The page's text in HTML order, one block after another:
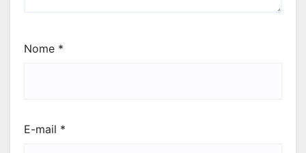
Nome *
E-mail *